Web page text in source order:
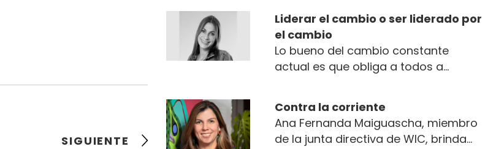
SIGUIENTE
Liderar el cambio o ser liderado por
el cambio
Lo bueno del cambio constante
actual es que obliga a todos a
saber gestionar el cambio ¿cómo?
Contra la corriente
Ana Fernanda Maiguascha, miembro
de la junta directiva de WIC, brinda